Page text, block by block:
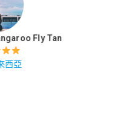
Fly Tan
西亞